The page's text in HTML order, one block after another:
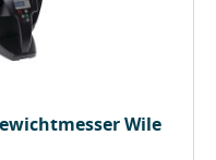
Wile